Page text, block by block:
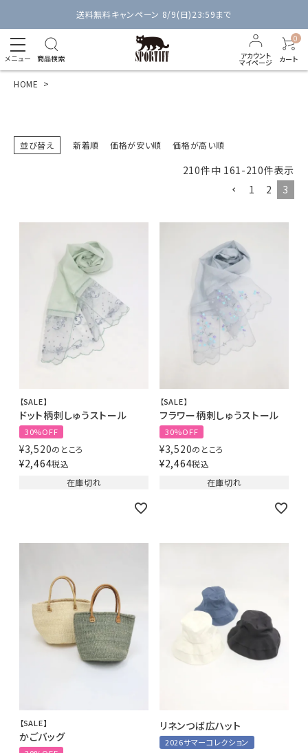
送料無料キャンペーン 8/9(日)23:59まで
メニュー 商品検索 アカウント
マイページ
0
カート
HOME
並び替え 新着順 価格が安い順 価格が高い順
210件中 161-210件表示
1
2 3
【SALE】
ドット柄刺しゅうストール
30%OFF
¥3,520のところ
¥2,464税込
在庫切れ
【SALE】
フラワー柄刺しゅうストール
30%OFF
¥3,520のところ
¥2,464税込
在庫切れ
【SALE】
かごバッグ
リネンつば広ハット
2026サマーコレクション